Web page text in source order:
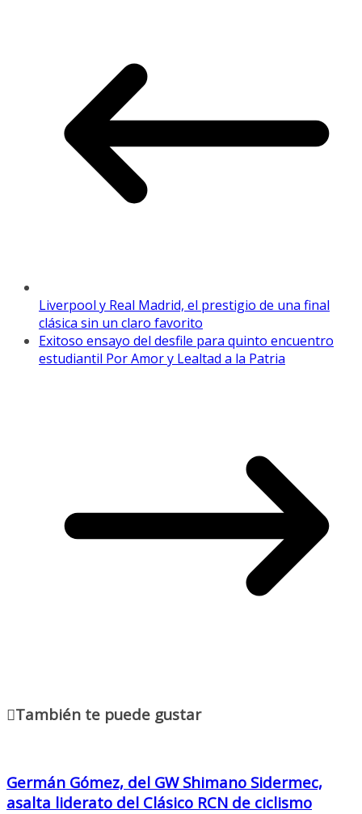
Liverpool y Real Madrid, el prestigio de una final
clásica sin un claro favorito
Exitoso ensayo del desfile para quinto encuentro
estudiantil Por Amor y Lealtad a la Patria
También te puede gustar
Germán Gómez, del GW Shimano Sidermec,
asalta liderato del Clásico RCN de ciclismo